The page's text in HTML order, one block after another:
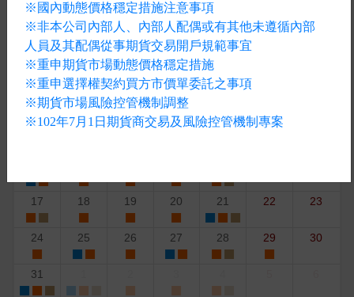
交易行事曆
« 2026年8月
周一 周二 周三 周四 周五
27
28 29 30 31
3 4 5 6 7 8
17 18 19 20 21 22 23
24 25 26 27 28 29 30
31
※國內動態價格穩定措施注意事項
※非本公司內部人、內部人配偶或有其他未遵循內部
人員及其配偶從事期貨交易開戶規範事宜
※重申期貨市場動態價格穩定措施
※重申選擇權契約買方市價單委託之事項
※期貨市場風險控管機制調整
※102年7月1日期貨商交易及風險控管機制專案